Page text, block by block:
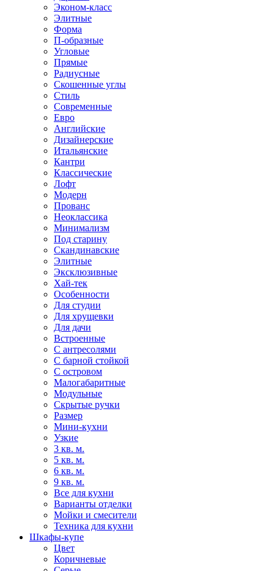
Эконом-класс
Элитные
Форма
П-образные
Угловые
Прямые
Радиусные
Скошенные углы
Стиль
Современные
Евро
Английские
Дизайнерские
Итальянские
Кантри
Классические
Лофт
Модерн
Прованс
Неоклассика
Минимализм
Под старину
Скандинавские
Элитные
Эксклюзивные
Хай-тек
Особенности
Для студии
Для хрущевки
Для дачи
Встроенные
С антресолями
С барной стойкой
С островом
Малогабаритные
Модульные
Скрытые ручки
Размер
Мини-кухни
Узкие
3 кв. м.
5 кв. м.
6 кв. м.
9 кв. м.
Все для кухни
Варианты отделки
Мойки и смесители
Техника для кухни
Шкафы-купе
Цвет
Коричневые